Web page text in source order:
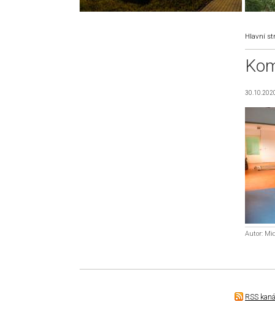
Hlavní
Autor:
RSS